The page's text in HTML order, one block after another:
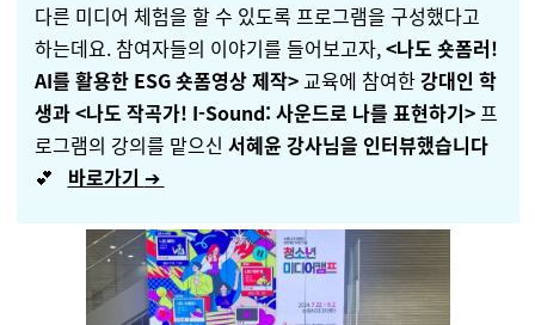
다른 미디어 체험을 할 수 있도록 프로그램을 구성했다고
하는데요. 참여자들의 이야기를 들어보고자,<나도 숏폼러!
AI를 활용한 ESG 숏폼영상 제작>교육에 참여한강대인 학
생과 <나도 작곡가! I-Sound: 사운드로 나를 표현하기>프
로그램의 강의를 맡으신 서혜윤 강사님을 인터뷰했습니다
💕
바로가기 ➔